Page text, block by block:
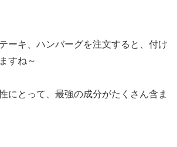
ーキ、ハンバーグを注文すると、付け
すね～
にとって、最強の成分がたくさん含ま